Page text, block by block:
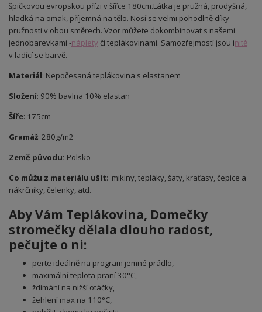
špičkovou evropskou přízi v šířce 180cm.Látka je pružná, prodyšná,
hladká na omak, příjemná na tělo. Nosí se velmi pohodlně díky
pružnosti v obou směrech. Vzor můžete dokombinovat s našemi
jednobarevkami -náplety či teplákovinami. Samozřejmostí jsou initě
v ladící se barvě.
Materiál: Nepočesaná teplákovina s elastanem
Složení: 90% bavlna 10% elastan
Šíře: 175cm
Gramáž: 280g/m2
Země původu: Polsko
Co můžu z materiálu ušít: mikiny, tepláky, šaty, kraťasy, čepice a
nákrčníky, čelenky, atd.
Aby Vám Teplákovina, Domečky
stromečky dělala dlouho radost,
pečujte o ni:
perte ideálně na program jemné prádlo,
maximální teplota praní 30°C,
ždímání na nižší otáčky,
žehlení max na 110°C,